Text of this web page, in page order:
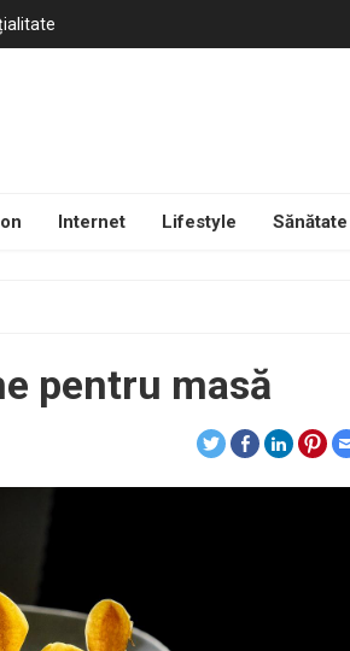
Internet Lifestyle Sănătate
pentru masă